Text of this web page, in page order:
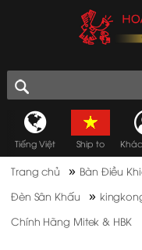
Tiếng Việt Ship to
Trang chủ » Bàn Điều
Đèn Sân Khấu
»
Chính Hãng Mitek & HBK